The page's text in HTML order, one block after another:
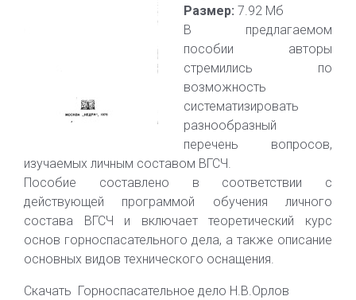
Размер: 7.92 Мб
В предлагаемом
пособии авторы
стремились по
возможность
систематизировать
разнообразный
перечень вопросов,
изучаемых личным составом ВГСЧ.
Пособие составлено в соответствии с
действующей программой обучения личного
состава ВГСЧ и включает теоретический курс
основ горноспасательного дела, а также описание
основных видов технического оснащения.
Скачать Горноспасательное дело Н.В.Орлов